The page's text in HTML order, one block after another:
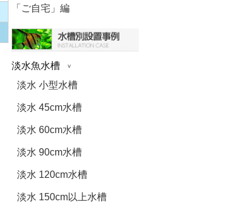
「ご自宅」編
淡水魚水槽
淡水 小型水槽
淡水 45cm水槽
淡水 60cm水槽
淡水 90cm水槽
淡水 120cm水槽
淡水 150cm以上水槽